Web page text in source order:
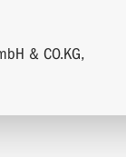
& CO.KG,